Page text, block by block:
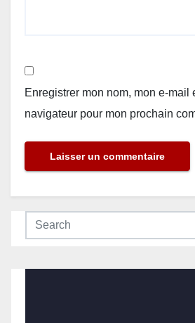
Enregistrer mon nom, mon e-mail
navigateur pour mon prochain